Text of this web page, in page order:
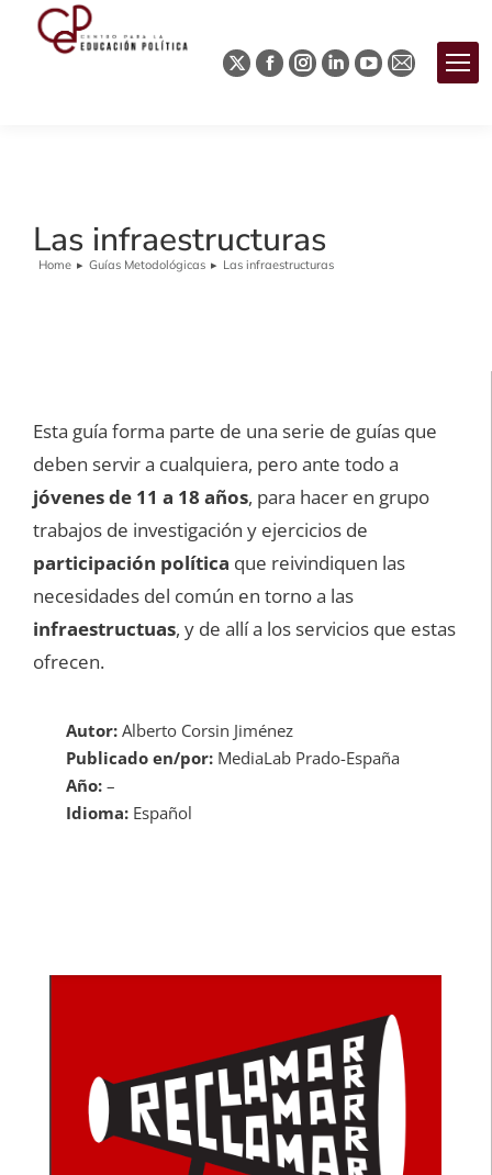
Las infraestructuras
You are here:
Home Guías Metodológicas Las infraestructuras
Esta guía forma parte de una serie de guías que
deben servir a cualquiera, pero ante todo a
jóvenes de 11 a 18 años, para hacer en grupo
trabajos de investigación y ejercicios de
participación política que reivindiquen las
necesidades del común en torno a las
infraestructuas, y de allí a los servicios que estas
ofrecen.
Autor: Alberto Corsin Jiménez
Publicado en/por: MediaLab Prado-España
Año: –
Idioma: Español